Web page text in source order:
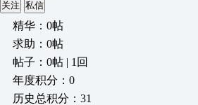
关注 私信
精华：0帖
求助：0帖
帖子：0帖 | 1回
年度积分：0
历史总积分：31